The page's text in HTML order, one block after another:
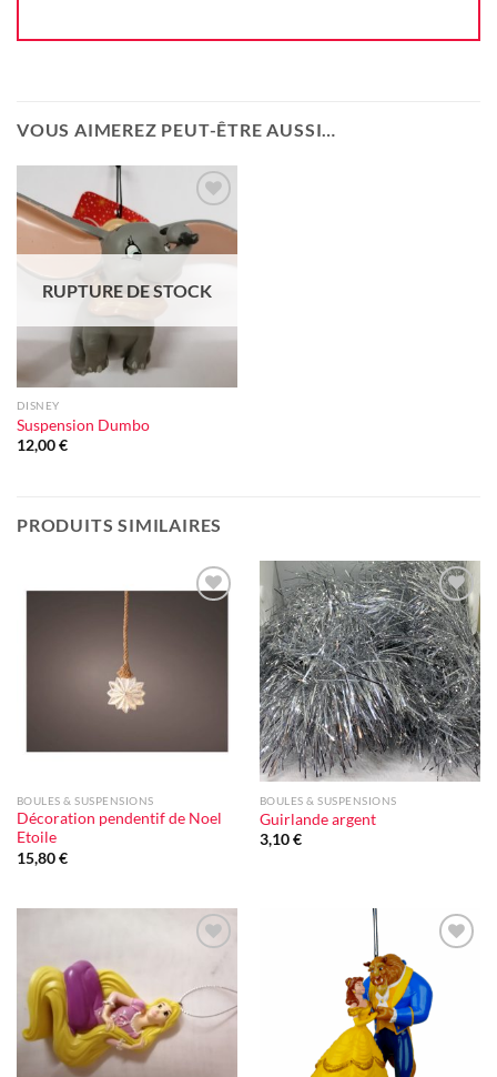
VOUS AIMEREZ PEUT-ÊTRE AUSSI…
Ajouter
à la liste
d'envie
RUPTURE DE STOCK
DISNEY
Suspension Dumbo
12,00€
PRODUITS SIMILAIRES
BOULES & SUSPENSIONS
Décoration pendentif de Noel
Etoile
15,80€
Ajouter
à la liste
d'envie
BOULES & SUSPENSIONS
Guirlande argent
3,10€
d'envie
à la liste
d'envie